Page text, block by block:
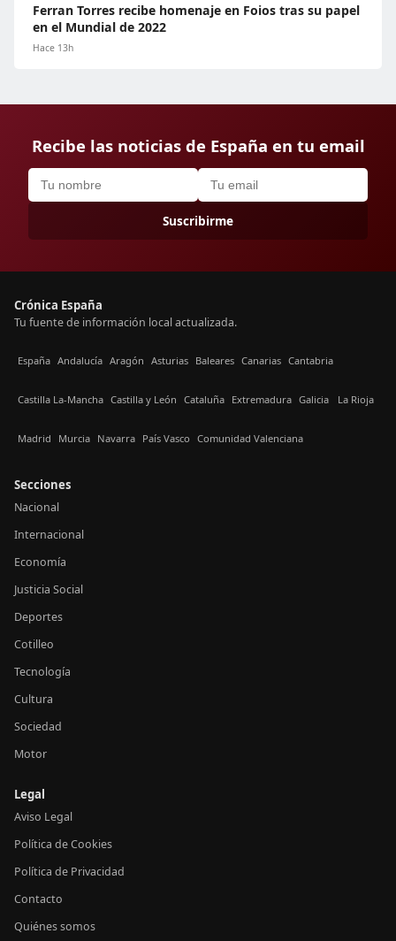
Ferran Torres recibe homenaje en Foios tras su papel
en el Mundial de 2022
Hace 13h
Recibe las noticias de España en tu email
Suscribirme
Crónica España
Tu fuente de información local actualizada.
España Andalucía Aragón Asturias Baleares Canarias Cantabria
Castilla La-Mancha Castilla y León Cataluña Extremadura Galicia La Rioja
Madrid Murcia Navarra País Vasco Comunidad Valenciana
Secciones
Nacional
Internacional
Economía
Justicia Social
Deportes
Cotilleo
Tecnología
Cultura
Sociedad
Motor
Legal
Aviso Legal
Política de Cookies
Política de Privacidad
Contacto
Quiénes somos